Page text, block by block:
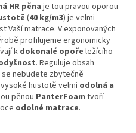
HR pěna je tou pravou oporou
(40 kg/m3) je velmi
Vaší matrace. V exponovaných
profilujeme ergonomicky
k dokonalé opoře ležícího
. Reguluje obsah
nebudete zbytečně
hustotě velmi odolná a
pěnou PanterFoam tvoří
odolné matrace.